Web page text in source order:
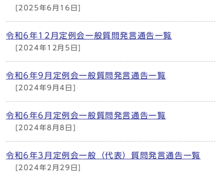
[2025年6月16日]
令和6年12月定例会一般質問発言通告一覧
[2024年12月5日]
令和6年9月定例会一般質問発言通告一覧
[2024年9月4日]
令和6年6月定例会一般質問発言通告一覧
[2024年8月8日]
令和6年3月定例会一般（代表）質問発言通告一覧
[2024年2月29日]